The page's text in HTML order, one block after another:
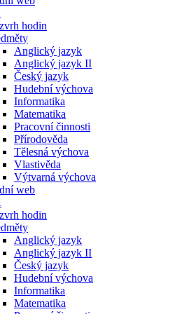
hodin
Anglický jazyk
Anglický jazyk II
Český jazyk
Hudební výchova
Informatika
Matematika
Pracovní činnosti
Přírodověda
Tělesná výchova
Vlastivěda
Výtvarná výchova
web
hodin
Anglický jazyk
Anglický jazyk II
Český jazyk
Hudební výchova
Informatika
Matematika